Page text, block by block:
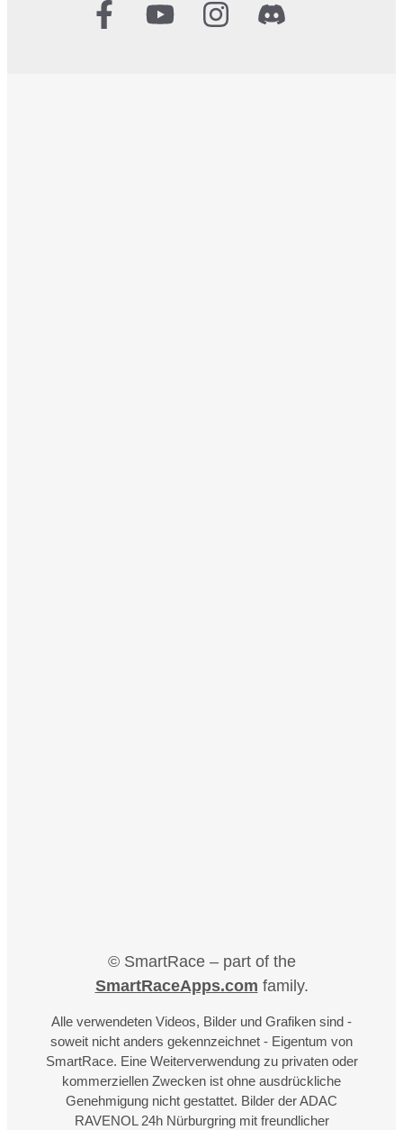
© SmartRace – part of the
SmartRaceApps.com family.
Alle verwendeten Videos, Bilder und Grafiken sind -
soweit nicht anders gekennzeichnet - Eigentum von
SmartRace. Eine Weiterverwendung zu privaten oder
kommerziellen Zwecken ist ohne ausdrückliche
Genehmigung nicht gestattet. Bilder der ADAC
RAVENOL 24h Nürburgring mit freundlicher